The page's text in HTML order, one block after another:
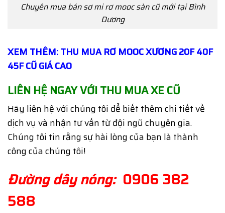
Chuyên mua bán sơ mi rơ mooc sàn cũ mới tại Bình
Dương
XEM THÊM: THU MUA RƠ MOOC XƯƠNG 20F 40F
45F CŨ GIÁ CAO
LIÊN HỆ NGAYVỚITHU MUA XE CŨ
Hãy liên hệ với chúng tôi để biết thêm chi tiết về
dịch vụ và nhận tư vấn từ đội ngũ chuyên gia.
Chúng tôi tin rằng sự hài lòng của bạn là thành
công của chúng tôi!
Đường dây nóng:0906 382
588